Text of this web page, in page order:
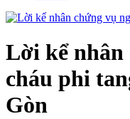
Lời kể nhân
cháu phi
Gòn